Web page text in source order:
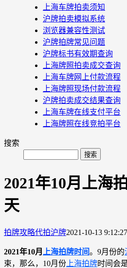
上海车牌拍卖须知
沪牌拍卖模拟系统
浏览器兼容性测试
沪牌拍牌常见问题
沪牌标书有效期查询
上海牌照拍卖成交查询
上海车牌网上付款流程
上海牌照现场付款流程
沪牌拍卖成交结果查询
上海车牌在线支付平台
上海牌照在线竞拍平台
搜索
2021年10月上海
天
拍牌攻略代拍沪牌2021-10-13 9:12:27
2021年10月 上海拍牌时间。9月份的
束，那么，10月份 上海拍牌时间会